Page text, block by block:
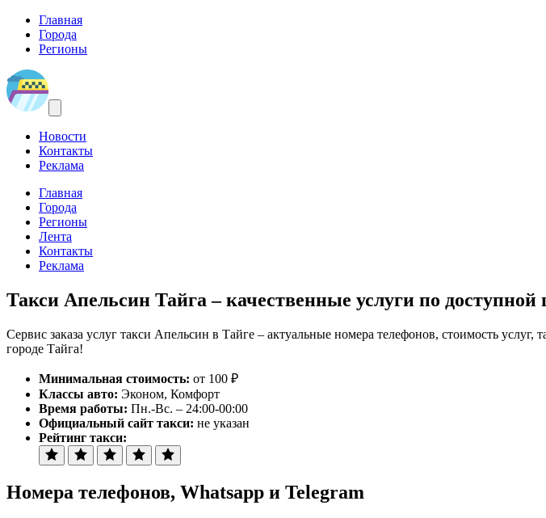
Главная
Города
Регионы
Новости
Контакты
Реклама
Главная
Города
Регионы
Лента
Контакты
Реклама
Такси Апельсин Тайга – качественные услуги по доступной
Сервис заказа услуг такси Апельсин в Тайге – актуальные номера телефонов, стоимость
городе Тайга!
Минимальная стоимость: от 100 ₽
Классы авто: Эконом, Комфорт
Время работы: Пн.-Вс. – 24:00-00:00
Официальный сайт такси: не указан
Рейтинг такси:
Номера телефонов, Whatsapp и Telegram